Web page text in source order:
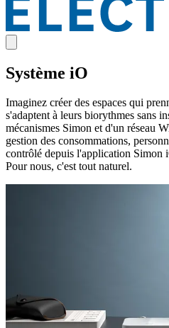
Système iO
Imaginez créer des espaces qui
s'adaptent à leurs biorythmes sans
mécanismes Simon et d'un réseau
gestion des consommations,
contrôlé depuis l'application Simon
Pour nous, c'est tout naturel.